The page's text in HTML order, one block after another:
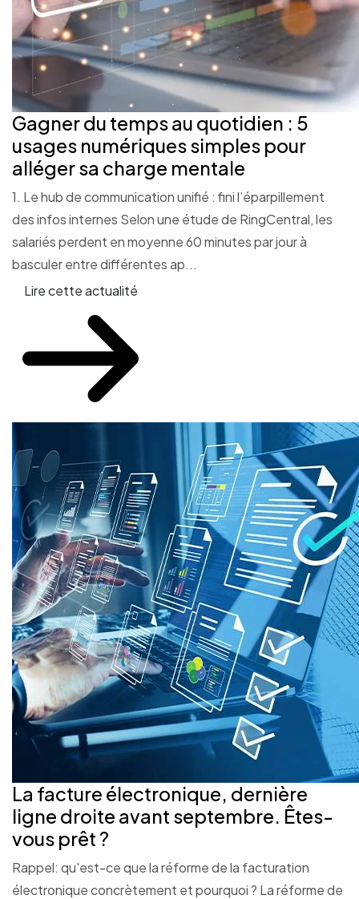
Gagner du temps au quotidien : 5
usages numériques simples pour
alléger sa charge mentale
1. Le hub de communication unifié : fini l’éparpillement
des infos internes Selon une étude de RingCentral, les
salariés perdent en moyenne 60 minutes par jour à
basculer entre différentes ap...
Lire cette actualité
La facture électronique, dernière
ligne droite avant septembre. Êtes-
vous prêt ?
Rappel: qu'est-ce que la réforme de la facturation
électronique concrètement et pourquoi ? La réforme de